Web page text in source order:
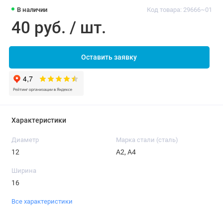
В наличии Код товара: 29666~01
40 руб. / шт.
Оставить заявку
Характеристики
Диаметр
12
Марка стали (сталь)
А2, А4
Ширина
16
Все характеристики